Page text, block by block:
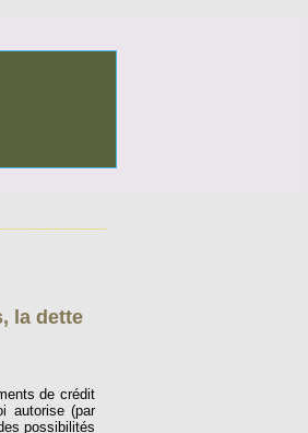
la dette
de crédit
autorise (par
possibilités